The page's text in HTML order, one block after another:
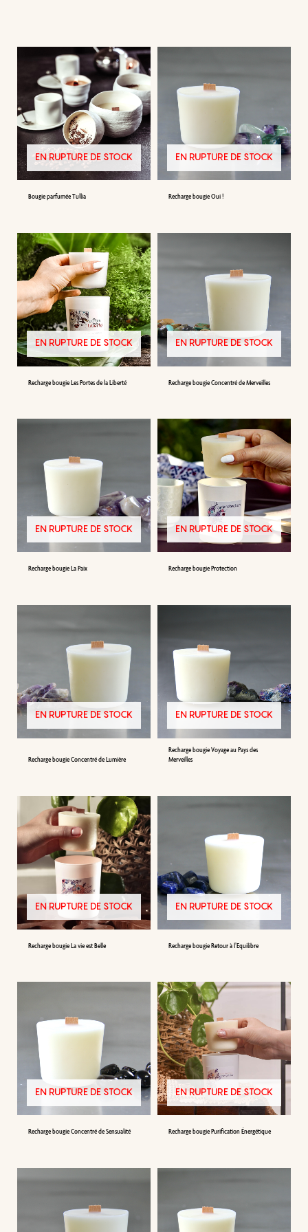
EN RUPTURE DE STOCK
Bougie parfumée Tullia
EN RUPTURE DE STOCK
Recharge bougie Oui !
EN RUPTURE DE STOCK
Recharge bougie Les Portes de la Liberté
EN RUPTURE DE STOCK
Recharge bougie Concentré de Merveilles
EN RUPTURE DE STOCK
Recharge bougie La Paix
EN RUPTURE DE STOCK
Recharge bougie Protection
EN RUPTURE DE STOCK
Recharge bougie Concentré de Lumière
EN RUPTURE DE STOCK
Recharge bougie Voyage au Pays des
Merveilles
EN RUPTURE DE STOCK
Recharge bougie La vie est Belle
EN RUPTURE DE STOCK
Recharge bougie Retour à l’Equilibre
EN RUPTURE DE STOCK
Recharge bougie Concentré de Sensualité
EN RUPTURE DE STOCK
Recharge bougie Purification Énergétique